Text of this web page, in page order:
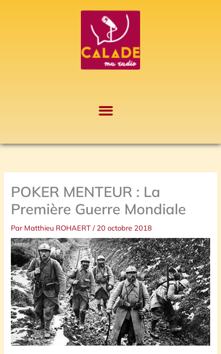
POKER MENTEUR : La
Première Guerre Mondiale
Par Matthieu ROHAERT/ 20 octobre 2018